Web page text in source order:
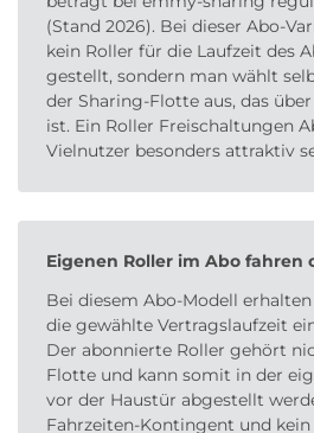
(Stand 2026). Bei dieser Abo-
kein Roller für die Laufzeit des
gestellt, sondern man wählt
der Sharing-Flotte aus, das
ist. Ein Roller Freischaltungen
Vielnutzer besonders attraktiv
Eigenen Roller im Abo fahren
Bei diesem Abo-Modell
die gewählte Vertragslaufzeit
Der abonnierte Roller gehört
Flotte und kann somit in der
vor der Haustür abgestellt
Fahrzeiten-Kontingent und